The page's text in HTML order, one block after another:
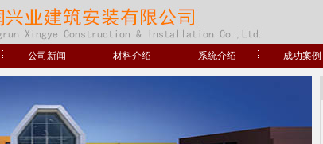
公司新闻 材料介绍 系统介绍 成功案例